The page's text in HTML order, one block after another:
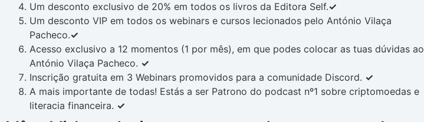
Um desconto exclusivo de 20% em todos os livros da Editora Self.✓
Um desconto VIP em todos os webinars e cursos lecionados pelo António Vilaça
Pacheco.✓
Acesso exclusivo a 12 momentos (1 por mês), em que podes colocar as tuas dúvidas ao
António Vilaça Pacheco. ✓
Inscrição gratuita em 3 Webinars promovidos para a comunidade Discord. ✓
A mais importante de todas! Estás a ser Patrono do podcast nº1 sobre criptomoedas e
literacia financeira. ✓